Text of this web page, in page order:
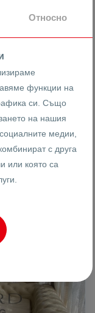
Площ
Относно
функции на
си. Също
на нашия
медии,
с друга
или която са